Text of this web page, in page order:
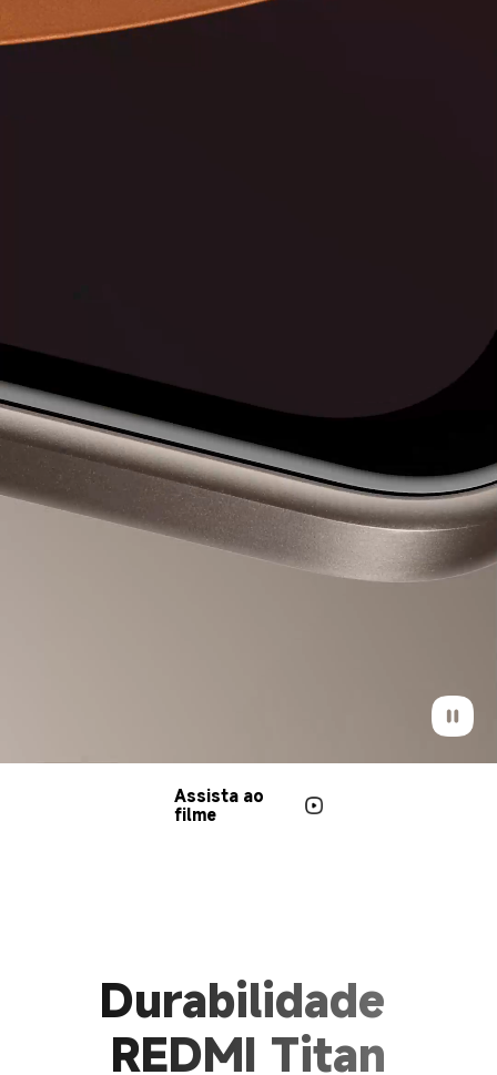
Assista ao
filme
Durabilidade
REDMI Titan